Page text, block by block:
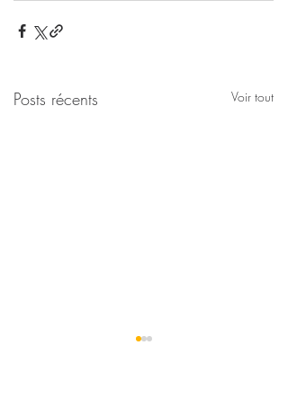
Posts récents Voir tout